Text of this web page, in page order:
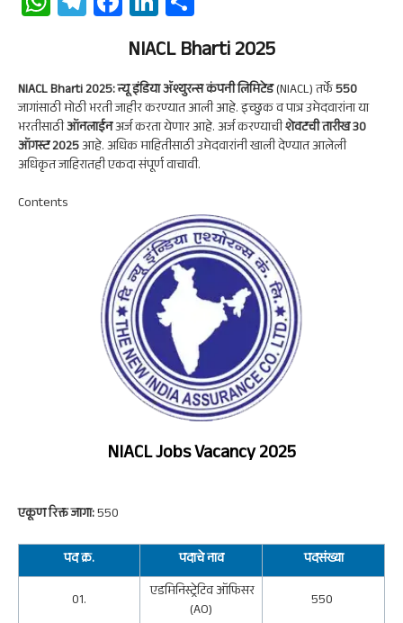
ha
A
p
p
le
a
m
ce
b
oo
k
n
ke
dI
n
ha
re
NIACL Bharti 2025
NIACL Bharti 2025:न्यू इंडिया ॲश्युरन्स कंपनी लिमिटेड(NIACL) तर्फे550
जागांसाठी मोठी भरती जाहीर करण्यात आली आहे. इच्छुक व पात्र उमेदवारांना या
भरतीसाठीऑनलाईनअर्ज करता येणार आहे. अर्ज करण्याचीशेवटची तारीख 30
ऑगस्ट 2025आहे. अधिक माहितीसाठी उमेदवारांनी खाली देण्यात आलेली
अधिकृत जाहिरातही एकदा संपूर्ण वाचावी.
Contents
NIACLJobs Vacancy 2025
एकूण रिक्त जागा:550
पद क्र. पदाचे नाव
पदसंख्या
01.
एडमिनिस्ट्रेटिव ऑफिसर
(AO)
550